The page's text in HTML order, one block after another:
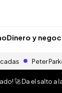
Dinero y
Peter
🚀 Da el salto a